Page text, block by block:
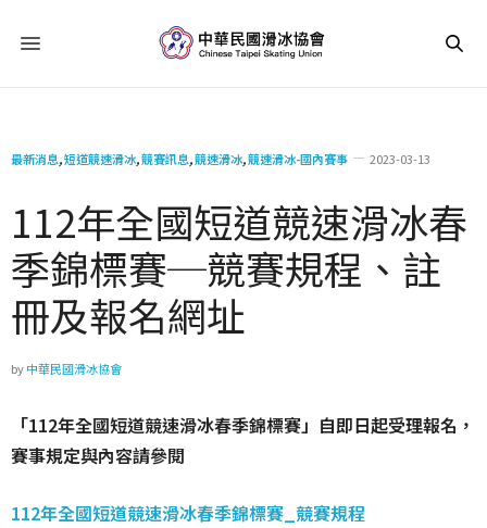
最新消息,短道競速滑冰,競賽訊息,競速滑冰,競速滑冰-國內賽事 2023-03-13
112年全國短道競速滑冰春
季錦標賽─競賽規程、註
冊及報名網址
by中華民國滑冰協會
「112年全國短道競速滑冰春季錦標賽」自即日起受理報名，
賽事規定與內容請參閱
112年全國短道競速滑冰春季錦標賽_競賽規程